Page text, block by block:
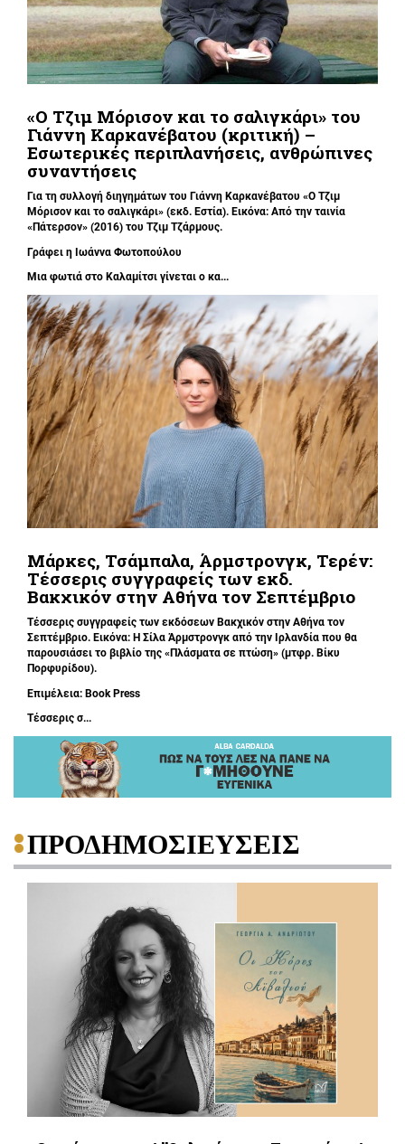
«Ο Τζιμ Μόρισον και το σαλιγκάρι» του
Γιάννη Καρκανέβατου (κριτική) –
Εσωτερικές περιπλανήσεις, ανθρώπινες
συναντήσεις
Για τη συλλογή διηγημάτων του Γιάννη Καρκανέβατου «Ο Τζιμ
Μόρισον και το σαλιγκάρι» (εκδ. Εστία). Εικόνα: Από την ταινία
«Πάτερσον» (2016) του Τζιμ Τζάρμους.
Γράφει η Ιωάννα Φωτοπούλου
Μια φωτιά στο Καλαμίτσι γίνεται ο κα...
Μάρκες, Τσάμπαλα, Άρμστρονγκ, Τερέν:
Τέσσερις συγγραφείς των εκδ.
Βακχικόν στην Αθήνα τον Σεπτέμβριο
Τέσσερις συγγραφείς των εκδόσεων Βακχικόν στην Αθήνα τον
Σεπτέμβριο. Εικόνα: Η Σίλα Άρμστρονγκ από την Ιρλανδία που θα
παρουσιάσει το βιβλίο της «Πλάσματα σε πτώση» (μτφρ. Βίκυ
Πορφυρίδου).
Επιμέλεια: Book Press
Τέσσερις σ...
ΠΡΟΔΗΜΟΣΙΕΥΣΕΙΣ